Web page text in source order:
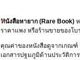
หนังสือหายาก (Rare Book)
ราคาแพง หรือร้านขายของโ
คุณค่าของหนังสือดูจากเกณฑ์
เอกสารปฐมภูมิด้านประวัติก